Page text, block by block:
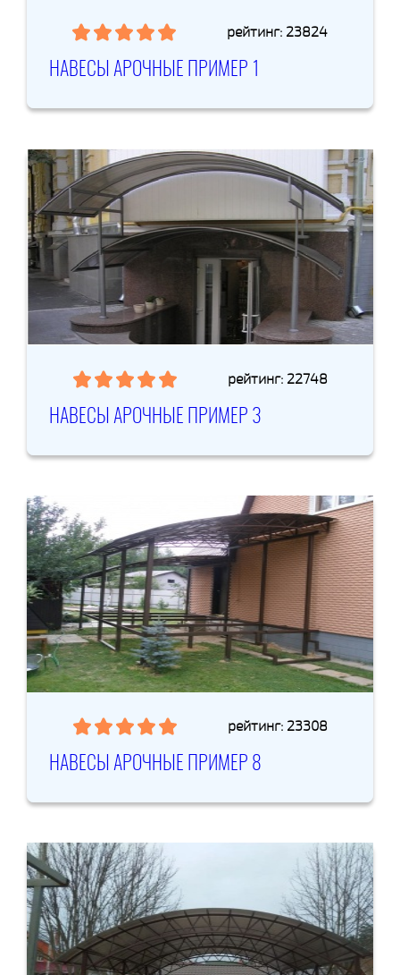
рейтинг: 23824
НАВЕСЫ АРОЧНЫЕ ПРИМЕР 1
рейтинг: 22748
НАВЕСЫ АРОЧНЫЕ ПРИМЕР 3
рейтинг: 23308
НАВЕСЫ АРОЧНЫЕ ПРИМЕР 8